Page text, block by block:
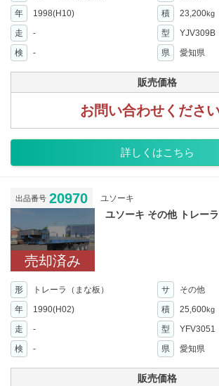
年
1998(H10) 積 23,200kg
走 - 型
YJV309B
検
- 県 愛知県
販売価格
お問い合わせください
詳しくはこちら
出品番号 20970 ユソーキ
売却済み
ユソーキ その他 トレー
形 トレーラ（まな板） サ
その他
年
1990(H02) 積 25,600kg
走 - 型
YFV3051
検
- 県 愛知県
販売価格